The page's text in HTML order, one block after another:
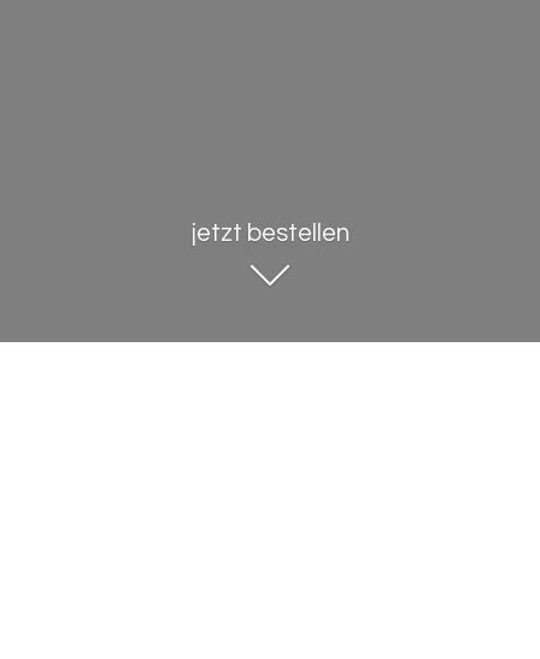
jetzt bestellen